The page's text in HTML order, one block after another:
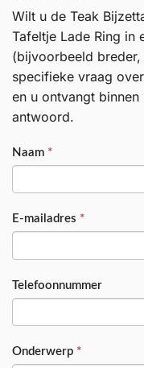
Wilt u de Teak
Tafeltje Lade Ring in
(bijvoorbeeld
specifieke vraag
en u ontvangt
antwoord.
PRODUCT
Naam *
E-mailadres *
Telefoonnummer
Onderwerp *